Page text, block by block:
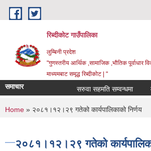
Skip to main content
रिब्दीकोट गाउँपालिका
लुम्बिनी प्रदेश
"गुणस्तरीय आर्थिक ,सामाजिक ,भौतिक पूर्वाधार
माध्यमबाट समृद्ध रिब्दीकोट | "
समाचार सरुवा सहमति सम्वन्धमा
You are here
Home » २०८१।१२।२९ गतेको कार्यपालिकाको निर्णय
२०८१।१२।२९ गतेको